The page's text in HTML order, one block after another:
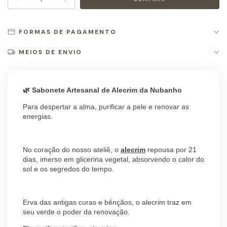
FORMAS DE PAGAMENTO
MEIOS DE ENVIO
🌿 Sabonete Artesanal de Alecrim da Nubanho
Para despertar a alma, purificar a pele e renovar as
energias.
No coração do nosso ateliê, o alecrim repousa por 21
dias, imerso em glicerina vegetal, absorvendo o calor do
sol e os segredos do tempo.
Erva das antigas curas e bênçãos, o alecrim traz em
seu verde o poder da renovação.